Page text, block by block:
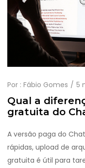
Por : Fábio Gomes 5
Qual a
gratuita do
A versão paga do
rápidas, upload de
gratuita é útil para